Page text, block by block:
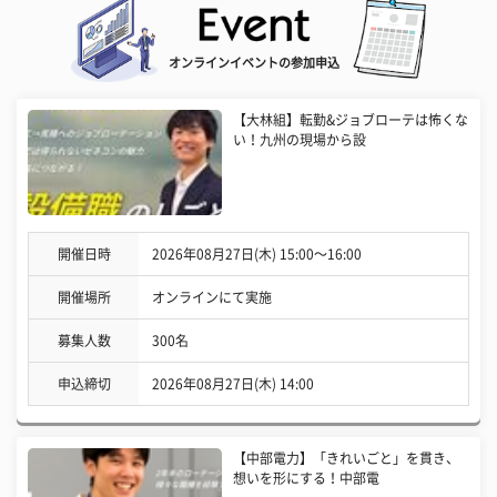
オンラインイベントの参加申込
【大林組】転勤&ジョブローテは怖くな
い！九州の現場から設
開催日時 2026年08月27日(木) 15:00〜16:00
開催場所 オンラインにて実施
募集人数 300名
申込締切 2026年08月27日(木) 14:00
【中部電力】「きれいごと」を貫き、
想いを形にする！中部電